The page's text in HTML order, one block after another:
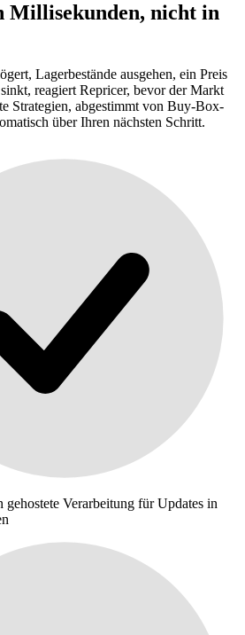
Millisekunden, nicht in
Lagerbestände ausgehen, ein Preis
reagiert Repricer, bevor der Markt
Strategien, abgestimmt von Buy-Box-
über Ihren nächsten Schritt.
Verarbeitung für Updates in